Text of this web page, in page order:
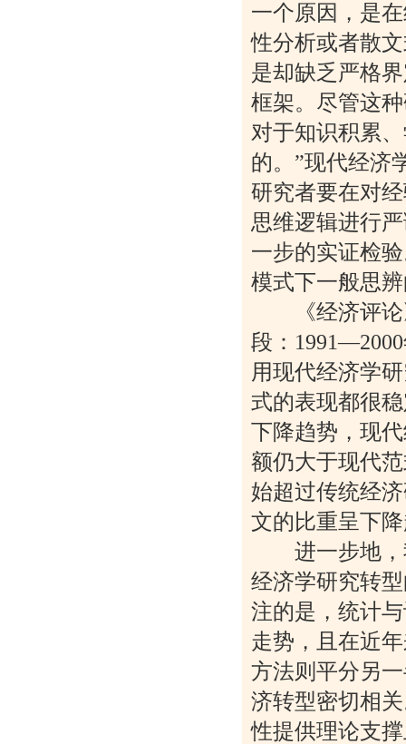
一个原因，是
性分析或者散
是却缺乏严格
框架。尽管这
对于知识积累
的。”现代经济
研究者要在对
思维逻辑进行
一步的实证检
模式下一般思
《经济评论
段：
用现代经济学
式的表现都很
下降趋势，现
额仍大于现代
始超过传统经
文的比重呈下
进一步地，
经济学研究转
注的是，统计
走势，且在近
方法则平分另
济转型密切相
性提供理论支